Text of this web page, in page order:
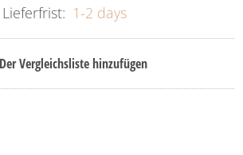
Lieferfrist: 1-2 days